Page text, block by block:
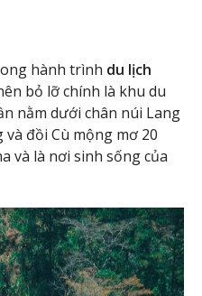
hành trình du lịch
bỏ lỡ chính là khu du
nằm dưới chân núi Lang
và đồi Cù mộng mơ 20
và là nơi sinh sống của